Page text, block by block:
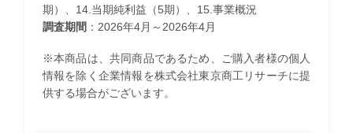
期）、14.当期純利益（5期）、15.事業概況
調査期間 ：2026年4月～2026年4月
※本商品は、共同商品であるため、ご購入者様の個人
情報を除く企業情報を株式会社東京商工リサーチに提
供する場合がございます。